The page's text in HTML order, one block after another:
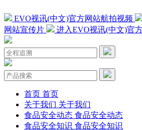
EVO视讯(中文)官方网站航拍视频
网站宣传片
进入EVO视讯(中文)官
首页 首页
关于我们 关于我们
食品安全动态 食品安全动态
食品安全知识 食品安全知识